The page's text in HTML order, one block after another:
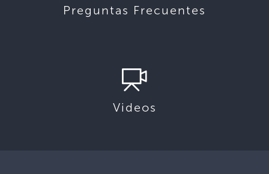
Preguntas Frecuentes
Videos